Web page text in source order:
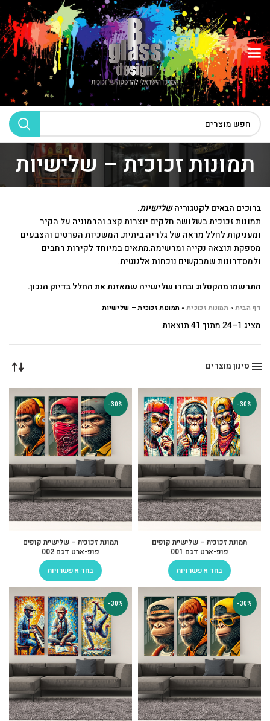
תמונות זכוכית – שלישיות
ברוכים הבאים לקטגוריהשלישיות.
תמונות זכוכית בשלושה חלקים יוצרות קצב והרמוניה על הקיר
ומעניקות לחלל מראה של גלריה ביתית. המשכיות הפרטים והצבעים
מספקת תוצאה נקייה ומרשימה.מתאים במיוחד לקירות רחבים
ולמסדרונות שמבקשים נוכחות אלגנטית.
התרשמו מהקטלוג ובחרו שלישייה שמאזנת את החלל בדיוק הנכון.
דף הבית» תמונות זכוכית»תמונות זכוכית – שלישיות
מציג 1–24 מתוך 41 תוצאות
סינון מוצרים
-30%
תמונת זכוכית – שלישיית קופים
פופ-ארט דגם 001
בחר אפשרויות
-30%
תמונת זכוכית – שלישיית קופים
פופ-ארט דגם 002
בחר אפשרויות
-30%
-30%